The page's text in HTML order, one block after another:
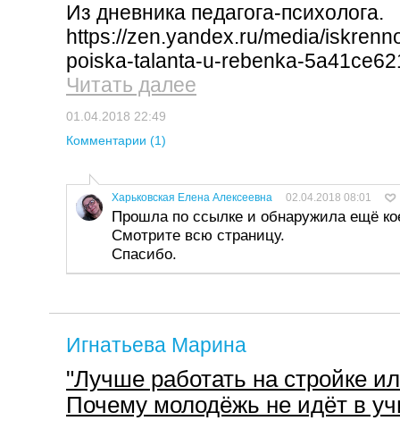
Из дневника педагога-психолога.
https://zen.yandex.ru/media/
poiska-talanta-u-rebenka-
Читать далее
01.04.2018 22:49
Комментарии (1)
Харьковская Елена Алексеевна 02.04.2018 08:01
Прошла по ссылке и обнаружила ещё
Смотрите всю страницу.
Спасибо.
Игнатьева Марина
"Лучше работать на стройке
Почему молодёжь не идёт в